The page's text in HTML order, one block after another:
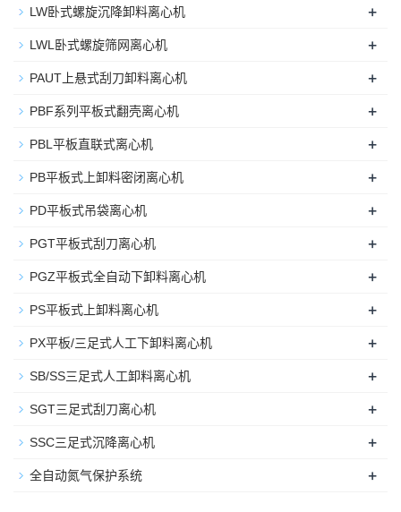
LW卧式螺旋沉降卸料离心机 +
LWL卧式螺旋筛网离心机 +
PAUT上悬式刮刀卸料离心机 +
PBF系列平板式翻壳离心机 +
PBL平板直联式离心机 +
PB平板式上卸料密闭离心机 +
PD平板式吊袋离心机 +
PGT平板式刮刀离心机 +
PGZ平板式全自动下卸料离心机 +
PS平板式上卸料离心机 +
PX平板/三足式人工下卸料离心机 +
SB/SS三足式人工卸料离心机 +
SGT三足式刮刀离心机 +
SSC三足式沉降离心机 +
全自动氮气保护系统 +